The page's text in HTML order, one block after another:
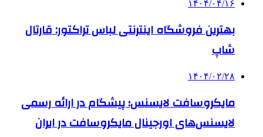
۱۴۰۴/۰۴/۱۶
بهترین فروشگاه اینترنتی لباس تراکتور: قارتال
شاپ
۱۴۰۴/۰۲/۲۸
مایکروسافت لایسنس؛ پیشگام در ارائه رسمی
لایسنس‌های اورجینال مایکروسافت در ایران